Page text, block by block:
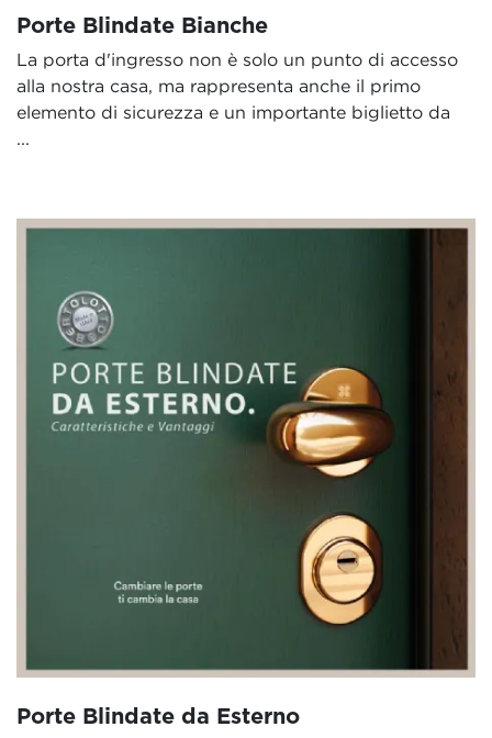
Porte Blindate Bianche
La porta d'ingresso non è solo un punto di accesso
alla nostra casa, ma rappresenta anche il primo
elemento di sicurezza e un importante biglietto da
...
Porte Blindate da Esterno